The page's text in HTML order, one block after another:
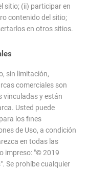
sitio; (ii) participar en
contenido del sitio;
en otros sitios.
sin limitación,
comerciales son
vinculadas y están
Usted puede
los fines
de Uso, a condición
en todas las
impreso: "© 2019
Se prohíbe cualquier